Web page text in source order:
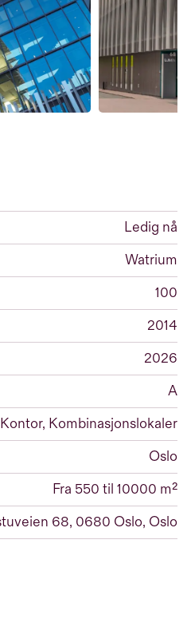
Ledig nå
Watrium
100
2014
2026
A
Kontor, Kombinasjonslokaler
Oslo
Fra 550 til 10000 m²
68, 0680 Oslo, Oslo